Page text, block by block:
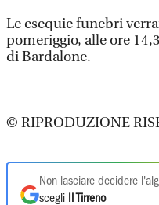
Le esequie funebri
pomeriggio, alle ore
di Bardalone.
© RIPRODUZIONE
Non lasciare decidere
scegli
Il Tirreno